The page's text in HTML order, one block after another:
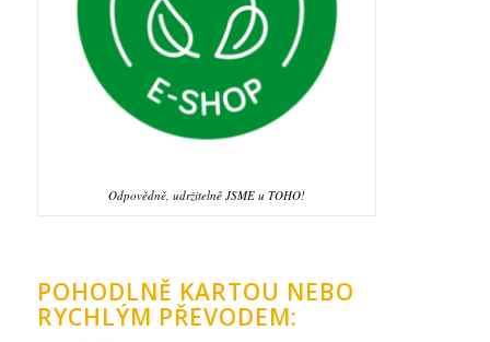
Odpovědně, udržitelně JSME u TOHO!
POHODLNĚ KARTOU NEBO
RYCHLÝM PŘEVODEM: